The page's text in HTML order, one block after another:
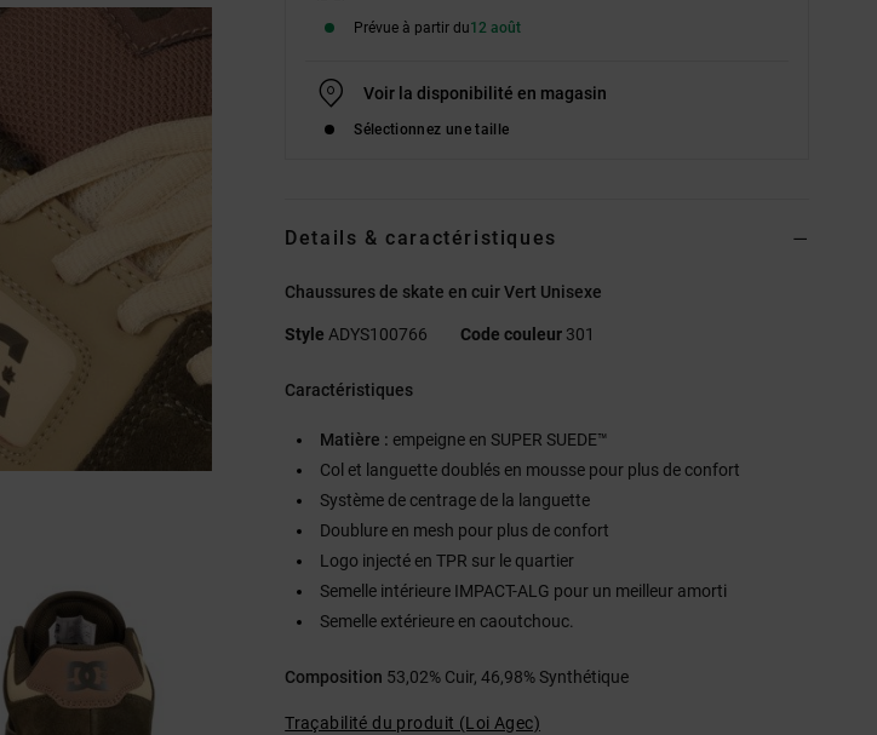
Prévue à partir du12 août
Voir la disponibilité en magasin
Sélectionnez une taille
Details & caractéristiques
Chaussures de skate en cuir Vert Unisexe
Style ADYS100766 Code couleur 301
Caractéristiques
Matière : empeigne en SUPER SUEDE™
Col et languette doublés en mousse pour plus de confort
Système de centrage de la languette
Doublure en mesh pour plus de confort
Logo injecté en TPR sur le quartier
Semelle intérieure IMPACT-ALG pour un meilleur amorti
Semelle extérieure en caoutchouc.
Composition 53,02% Cuir, 46,98% Synthétique
Traçabilité du produit (Loi Agec)